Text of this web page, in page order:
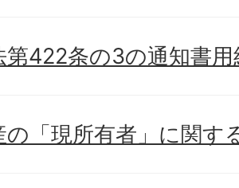
第422条の3の通知書
の「現所有者」に関す